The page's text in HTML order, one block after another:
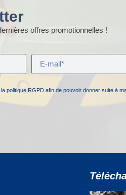
offres promotionnelles !
RGPD afin de pouvoir donner suite à